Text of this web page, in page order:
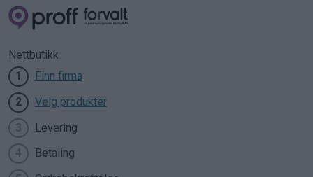
Nettbutikk
1
Finn firma
2
Velg produkter
3
Levering
4
Betaling